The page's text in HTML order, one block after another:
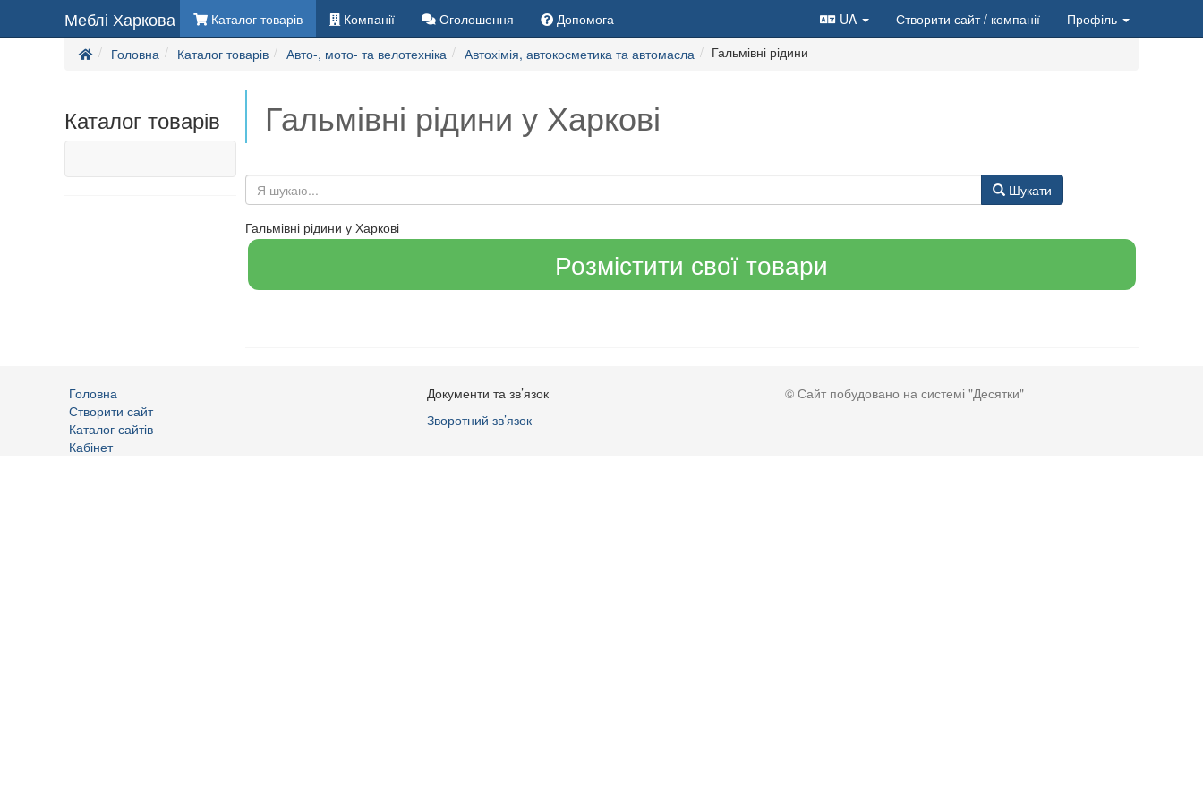
Меблі Харкова Каталог товарів Компанії Оголошення Допомога UA Створити сайт/ компанії
Профіль
Головна
Каталог товарів Авто-, мото- та велотехніка Автохімія, автокосметика та автомасла Гальмівні рідини
Каталог товарів Гальмівні рідини у Харкові
Шукати
Гальмівні рідини у Харкові
Розмістити свої товари
Головна
Створити сайт
Каталог сайтів
Кабінет
Документи та зв’язок
Зворотний зв’язок
© Сайт побудовано на системі "Десятки"